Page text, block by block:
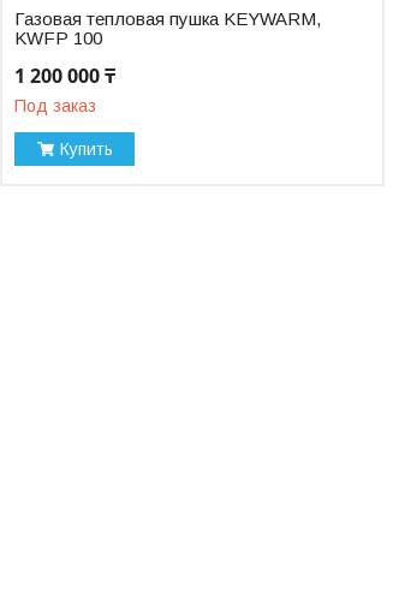
Газовая тепловая пушка KEYWARM,
KWFP 100
1 200 000 ₸
Под заказ
Купить